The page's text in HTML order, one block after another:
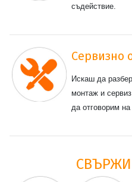
съдействие.
Сервизно
Искаш да
монтаж и
да отговорим
СВЪРЖИ